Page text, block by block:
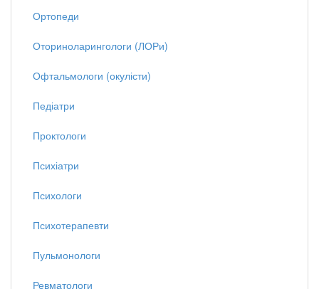
Ортопеди
Оториноларингологи (ЛОРи)
Офтальмологи (окулісти)
Педіатри
Проктологи
Психіатри
Психологи
Психотерапевти
Пульмонологи
Ревматологи